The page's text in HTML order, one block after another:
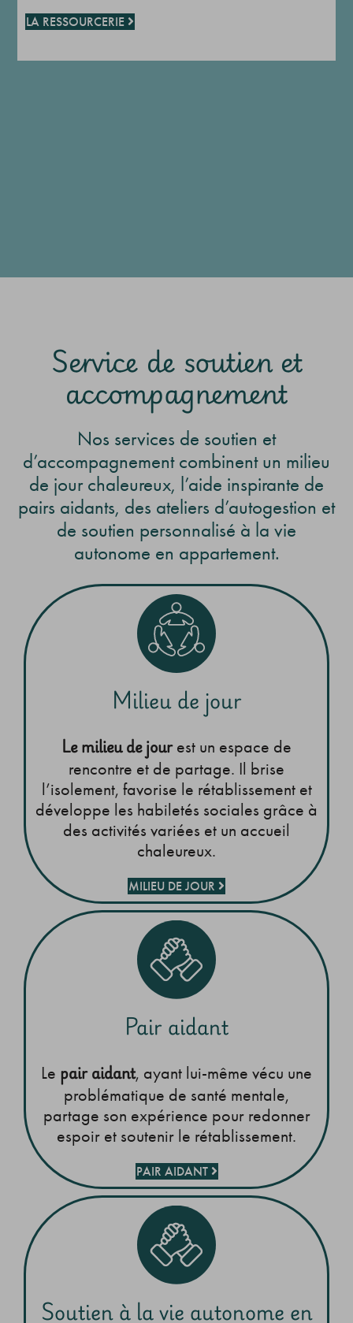
LA RESSOURCERIE
Service de soutien et
accompagnement
Nos services de soutien et
d’accompagnement combinent un milieu
de jour chaleureux, l’aide inspirante de
pairs aidants, des ateliers d’autogestion et
de soutien personnalisé à la vie
autonome en appartement.
Milieu de jour
Le milieu de jourest un espace de
rencontre et de partage. Il brise
l’isolement, favorise le rétablissement et
développe les habiletés sociales grâce à
des activités variées et un accueil
chaleureux.
MILIEU DE JOUR
Pair aidant
Le pair aidant, ayant lui-même vécu une
problématique de santé mentale,
partage son expérience pour redonner
espoir et soutenir le rétablissement.
PAIR AIDANT
Soutien à la vie autonome en